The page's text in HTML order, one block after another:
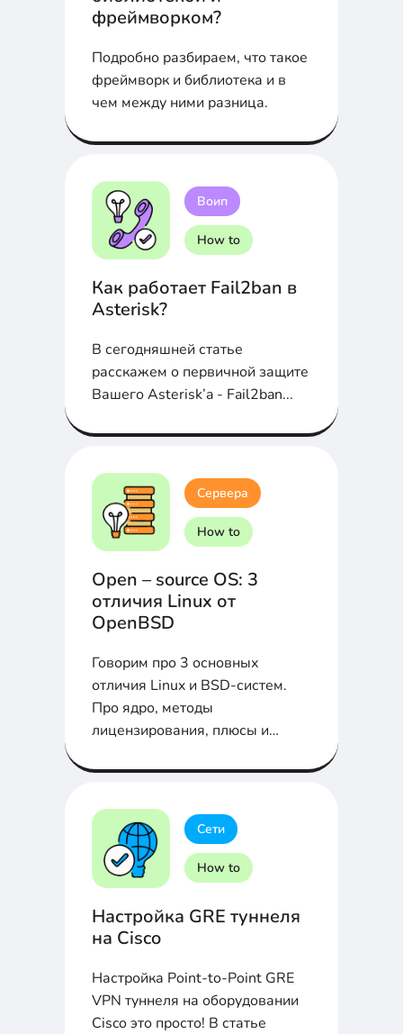
фреймворком?
Подробно разбираем, что такое
фреймворк и библиотека и в
чем между ними разница.
Воип
How to
Как работает Fail2ban в
Asterisk?
В сегодняшней статье
расскажем о первичной защите
Вашего Asterisk’a - Fail2ban...
Сервера
How to
Open – source OS: 3
отличия Linux от
OpenBSD
Говорим про 3 основных
отличия Linux и BSD-систем.
Про ядро, методы
лицензирования, плюсы и
Сети
How to
Настройка GRE туннеля
на Cisco
Настройка Point-to-Point GRE
VPN туннеля на оборудовании
Cisco это просто! В статье